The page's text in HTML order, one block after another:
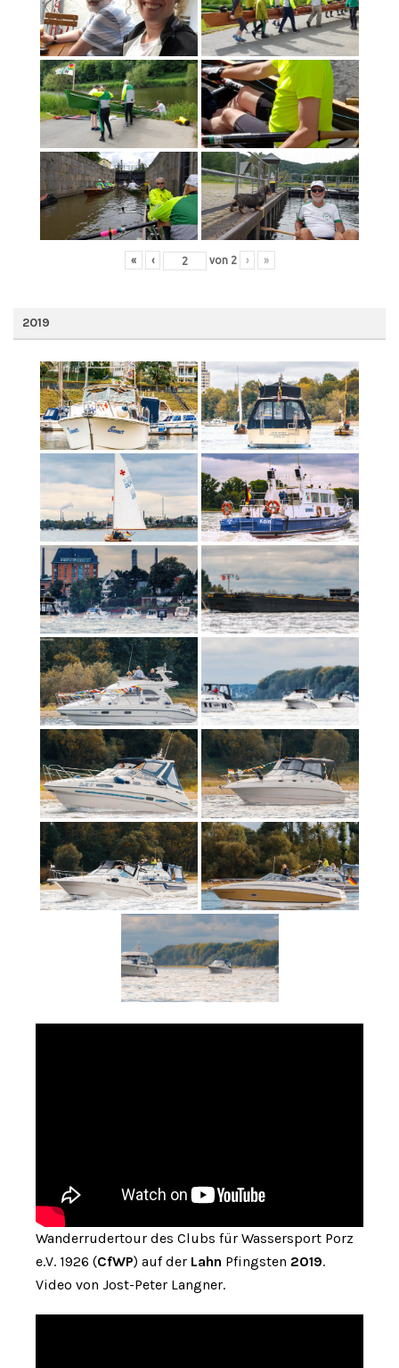
« ‹ von 2 › »
2019
Wanderrudertour des Clubs für Wassersport Porz
e.V. 1926 (CfWP) auf der Lahn Pfingsten 2019.
Video von Jost-Peter Langner.